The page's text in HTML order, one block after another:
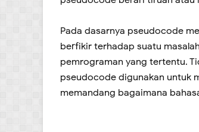
Pada dasarnya pseudocode
berfikir terhadap suatu
pemrograman yang tertentu.
pseudocode digunakan untuk
memandang bagaimana